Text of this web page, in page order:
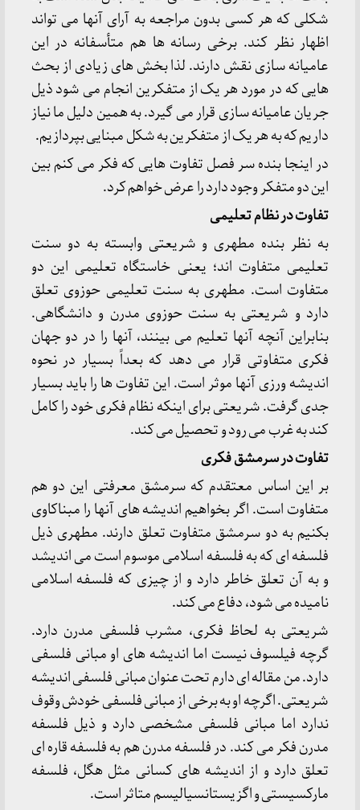
شکلی که هر کسی بدون مراجعه به آرای آنها می تواند
اظهار نظر کند. برخی رسانه ها هم متأسفانه در این
عامیانه سازی نقش دارند. لذا بخش های زیادی از بحث
هایی که در مورد هر یک از متفکرین انجام می شود ذیل
جریان عامیانه سازی قرار می گیرد. به همین دلیل ما نیاز
داریم که به هر یک از متفکرین به شکل مبنایی بپردازیم.
در اینجا بنده سر فصل تفاوت هایی که فکر می کنم بین
این دو متفکر وجود دارد را عرض خواهم کرد.
تفاوت در نظام تعلیمی
به نظر بنده مطهری و شریعتی وابسته به دو سنت
تعلیمی متفاوت اند؛ یعنی خاستگاه تعلیمی این دو
متفاوت است. مطهری به سنت تعلیمی حوزوی تعلق
دارد و شریعتی به سنت حوزوی مدرن و دانشگاهی.
بنابراین آنچه آنها تعلیم می بینند، آنها را در دو جهان
فکری متفاوتی قرار می دهد که بعداً بسیار در نحوه
اندیشه ورزی آنها موثر است. این تفاوت ها را باید بسیار
جدی گرفت. شریعتی برای اینکه نظام فکری خود را کامل
کند به غرب می رود و تحصیل می کند.
تفاوت در سرمشق فکری
بر این اساس معتقدم که سرمشق معرفتی این دو هم
متفاوت است. اگر بخواهیم اندیشه های آنها را مبناکاوی
بکنیم به دو سرمشق متفاوت تعلق دارند. مطهری ذیل
فلسفه ای که به فلسفه اسلامی موسوم است می اندیشد
و به آن تعلق خاطر دارد و از چیزی که فلسفه اسلامی
نامیده می شود، دفاع می کند.
شریعتی به لحاظ فکری، مشرب فلسفی مدرن دارد.
گرچه فیلسوف نیست اما اندیشه های او مبانی فلسفی
دارد. من مقاله ای دارم تحت عنوان مبانی فلسفی اندیشه
شریعتی. اگرچه او به برخی از مبانی فلسفی خودش وقوف
ندارد اما مبانی فلسفی مشخصی دارد و ذیل فلسفه
مدرن فکر می کند. در فلسفه مدرن هم به فلسفه قاره ای
تعلق دارد و از اندیشه های کسانی مثل هگل، فلسفه
مارکسیستی و اگزیستانسیالیسم متاثر است.